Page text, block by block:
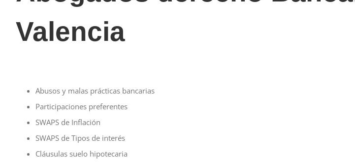
Valencia
Abusos y malas prácticas bancarias
Participaciones preferentes
SWAPS de Inflación
SWAPS de Tipos de interés
Cláusulas suelo hipotecaria